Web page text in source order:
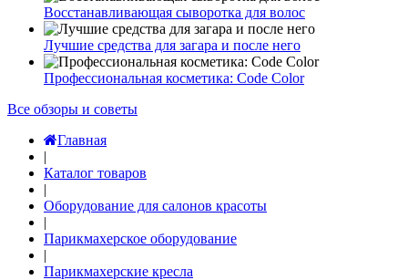
Восстанавливающая сыворотка для волос
Лучшие средства для загара и после него
Профессиональная косметика: Code Color
Все обзоры и советы
Главная
|
Каталог товаров
|
Оборудование для салонов красоты
|
Парикмахерское оборудование
|
Парикмахерские кресла